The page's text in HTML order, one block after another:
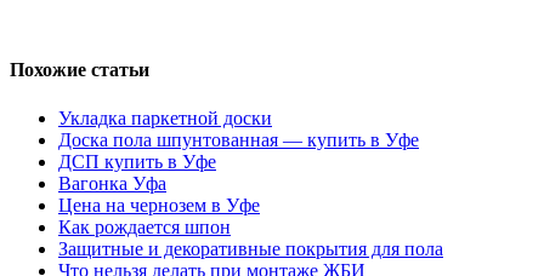
Похожие статьи
Укладка паркетной доски
Доска пола шпунтованная — купить в Уфе
ДСП купить в Уфе
Вагонка Уфа
Цена на чернозем в Уфе
Как рождается шпон
Защитные и декоративные покрытия для пола
Что нельзя делать при монтаже ЖБИ